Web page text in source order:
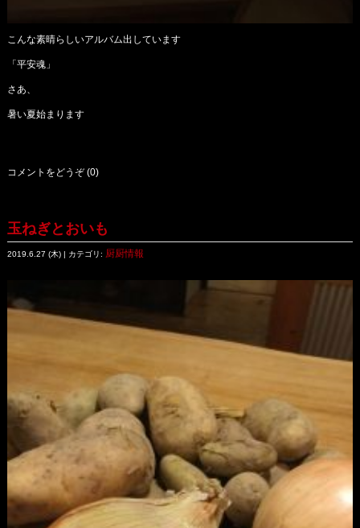
こんな素晴らしいアルバム出しています
「平安魂」
さあ、
暑い夏始まります
コメントをどうぞ (0)
玉ねぎとおいも
2019.6.27 (木) | カテゴリ: 厨厨情報